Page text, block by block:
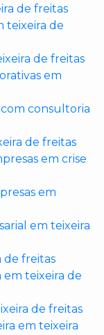
de freitas
teixeira de
de freitas
em
consultoria
de freitas
em crise
em
em teixeira
de freitas
teixeira de
de freitas
em teixeira